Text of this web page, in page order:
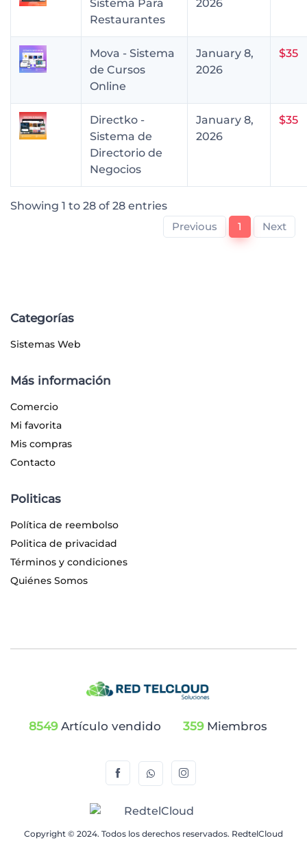
Sistema Para
Restaurantes
2026
Mova - Sistema
de Cursos
Online
January 8,
2026
$35
Directko -
Sistema de
Directorio de
Negocios
January 8,
2026
$35
Showing 1 to 28 of 28 entries
Previous
1 Next
Categorías
Sistemas Web
Más información
Comercio
Mi favorita
Mis compras
Contacto
Politicas
Política de reembolso
Politica de privacidad
Términos y condiciones
Quiénes Somos
8549 Artículo vendido 359 Miembros
Copyright © 2024. Todos los derechos reservados. RedtelCloud